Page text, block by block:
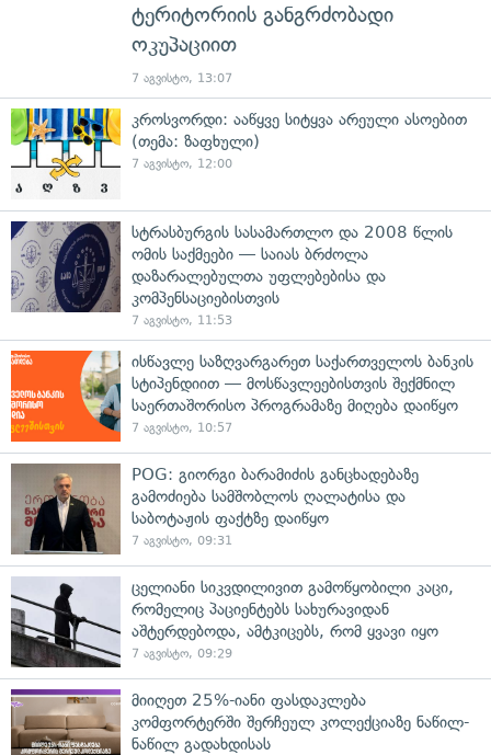
ტერიტორიის განგრძობადი
ოკუპაციით
7 აგვისტო, 13:07
კროსვორდი: ააწყვე სიტყვა არეული ასოებით
(თემა: ზაფხული)
7 აგვისტო, 12:00
სტრასბურგის სასამართლო და 2008 წლის
ომის საქმეები — საიას ბრძოლა
დაზარალებულთა უფლებებისა და
კომპენსაციებისთვის
7 აგვისტო, 11:53
ისწავლე საზღვარგარეთ საქართველოს ბანკის
სტიპენდიით — მოსწავლეებისთვის შექმნილ
საერთაშორისო პროგრამაზე მიღება დაიწყო
7 აგვისტო, 10:57
POG: გიორგი ბარამიძის განცხადებაზე
გამოძიება სამშობლოს ღალატისა და
საბოტაჟის ფაქტზე დაიწყო
7 აგვისტო, 09:31
ცელიანი სიკვდილივით გამოწყობილი კაცი,
რომელიც პაციენტებს სახურავიდან
აშტერდებოდა, ამტკიცებს, რომ ყვავი იყო
7 აგვისტო, 09:29
მიიღეთ 25%-იანი ფასდაკლება
კომფორტერში შერჩეულ კოლექციაზე ნაწილ-
ნაწილ გადახდისას